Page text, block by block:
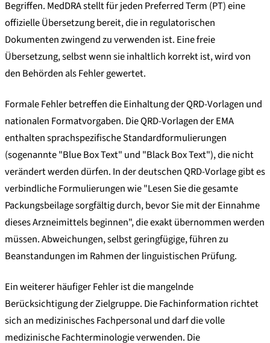
Begriffen. MedDRA stellt für jeden Preferred Term (PT) eine
offizielle Übersetzung bereit, die in regulatorischen
Dokumenten zwingend zu verwenden ist. Eine freie
Übersetzung, selbst wenn sie inhaltlich korrekt ist, wird von
den Behörden als Fehler gewertet.
Formale Fehler betreffen die Einhaltung der QRD-Vorlagen und
nationalen Formatvorgaben. Die QRD-Vorlagen der EMA
enthalten sprachspezifische Standardformulierungen
(sogenannte "Blue Box Text" und "Black Box Text"), die nicht
verändert werden dürfen. In der deutschen QRD-Vorlage gibt es
verbindliche Formulierungen wie "Lesen Sie die gesamte
Packungsbeilage sorgfältig durch, bevor Sie mit der Einnahme
dieses Arzneimittels beginnen", die exakt übernommen werden
müssen. Abweichungen, selbst geringfügige, führen zu
Beanstandungen im Rahmen der linguistischen Prüfung.
Ein weiterer häufiger Fehler ist die mangelnde
Berücksichtigung der Zielgruppe. Die Fachinformation richtet
sich an medizinisches Fachpersonal und darf die volle
medizinische Fachterminologie verwenden. Die